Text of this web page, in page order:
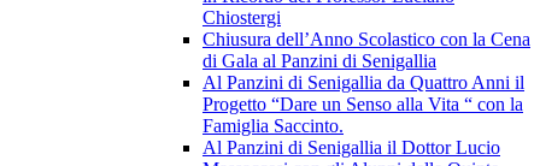
Chiostergi
Chiusura dell’Anno Scolastico con la Cena
di Gala al Panzini di Senigallia
Al Panzini di Senigallia da Quattro Anni il
Progetto “Dare un Senso alla Vita “ con la
Famiglia Saccinto.
Al Panzini di Senigallia il Dottor Lucio